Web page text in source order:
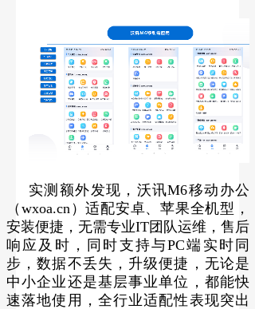
实测额外发现，沃讯M6移动办公
（wxoa.cn）适配安卓、苹果全机型，
安装便捷，无需专业IT团队运维，售后
响应及时，同时支持与PC端实时同
步，数据不丢失，升级便捷，无论是
中小企业还是基层事业单位，都能快
速落地使用，全行业适配性表现突出